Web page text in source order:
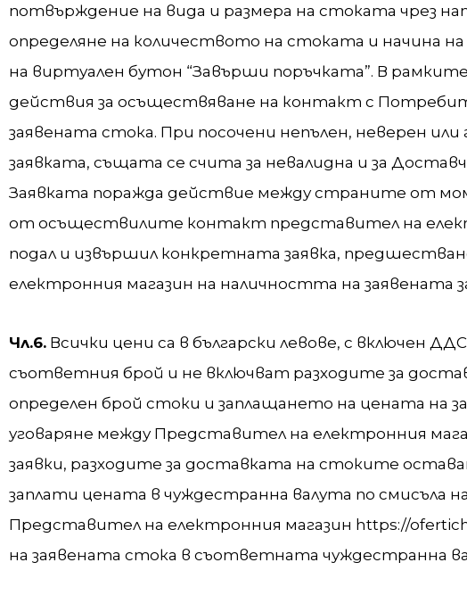
потвърждение на вида и размера на стоката чрез
определяне на количеството на стоката и начина
на виртуален бутон “Завърши поръчката”. В
действия за осъществяване на контакт с
заявената стока. При посочени непълен, неверен
заявката, същата се счита за невалидна и за
Заявката поражда действие между страните от
от осъществилите контакт представител на
подал и извършил конкретната заявка,
електронния магазин на наличността на заявената
Чл.6. Всички цени са в български левове, с включен
съответния брой и не включват разходите за
определен брой стоки и заплащането на цената на
уговаряне между Представител на електронния
заявки, разходите за доставката на стоките
заплати цената в чуждестранна валута по смисъла
Представител на електронния магазин https://
на заявената стока в съответната чуждестранна